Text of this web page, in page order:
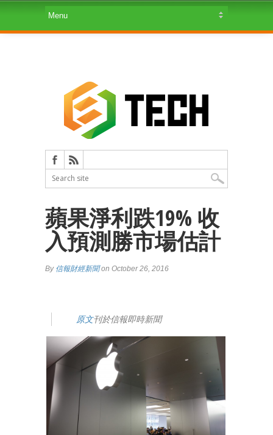
蘋果淨利跌19% 收
入預測勝市場估計
By 信報財經新聞on October 26, 2016
原文刊於信報即時新聞